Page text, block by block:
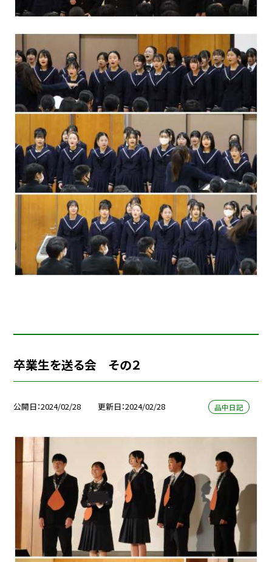
卒業生を送る会 その２
公開日 2024/02/28 更新日 2024/02/28 品中日記